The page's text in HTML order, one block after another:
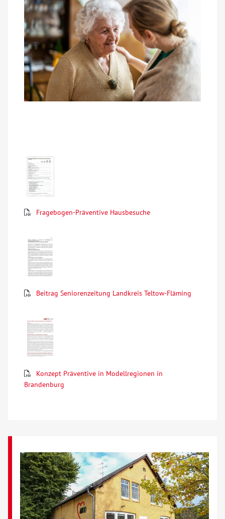
Fragebogen-Präventive Hausbesuche
Beitrag Seniorenzeitung Landkreis Teltow-Fläming
Konzept Präventive in Modellregionen in
Brandenburg